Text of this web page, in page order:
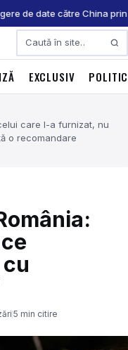
de date către China
Caută
EXCLUSIV
care l-a furnizat, nu
o recomandare
5 min citire